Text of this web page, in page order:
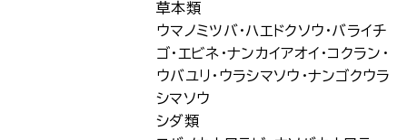
草本類
ウマノミツバ・ハエドクソウ・バライチ
ゴ・エビネ・ナンカイアオイ・コクラン・
ウバユリ・ウラシマソウ・ナンゴクウラ
シマソウ
シダ類